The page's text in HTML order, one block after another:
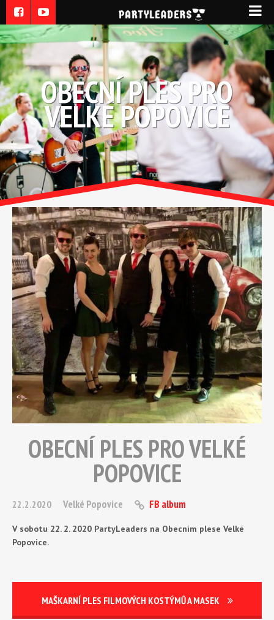
OBECNÍ PLES PRO
VELKÉ POPOVICE
OBECNÍ PLES PRO VELKÉ
POPOVICE
22.2.2020 Velké Popovice FB album
V sobotu 22. 2. 2020 PartyLeaders na Obecním plese Velké
Popovice.
MAŠKARNÍ PLES FILMOVÝCH KOSTÝMŮ A MASEK